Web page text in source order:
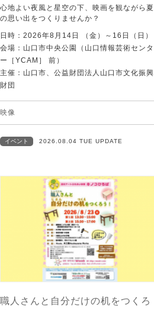
心地よい夜風と星空の下、映画を観ながら夏
の思い出をつくりませんか？
日時：2026年8月14日 （金）～16日（日）
会場：山口市中央公園（山口情報芸術センタ
ー［YCAM］ 前）
主催：山口市、公益財団法人山口市文化振興
財団
映像
イベント 2026.08.04 TUE UPDATE
職人さんと自分だけの机をつくろ